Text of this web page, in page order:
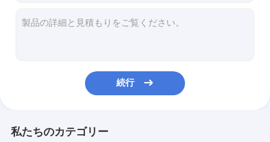
続行
私たちのカテゴリー